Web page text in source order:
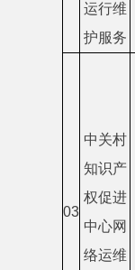
运行维
护服务
03
中关村
知识产
权促进
中心网
络运维